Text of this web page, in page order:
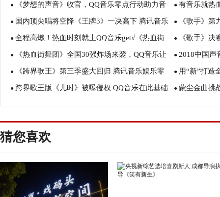
首发爆款锁定腾讯音乐娱乐 完美收官
● 《梦想的声音》收官，QQ音乐零点行动助力音
乐梦想
● 有音乐就热
肆燃！
● 国内顶尖唱将空降《王牌3》一决高下 腾讯音乐
娱乐零时差上线音源LIVE
● 《歌手》
象级潜力好歌
● 全程高燃！热血时刻就上QQ音乐get√《热血街
舞团》BGM
● 《歌手》决
QQ音乐最受
● 《热血街舞团》全国30强炸场来袭，QQ音乐让
你跟着燃爆BGM燥起来
● 2018中国声
四强出征戛纳
● 《跨界歌王》第三季盛大回归 腾讯音乐娱乐零
时差同步跨界之声
● 用“新”打造
明星制作人阵
● 跨界歌王版《儿时》被曝侵权 QQ音乐在此基础
上付费售卖遭吐槽
● 蒙尘金曲挑
捞》能否再
猜您喜欢